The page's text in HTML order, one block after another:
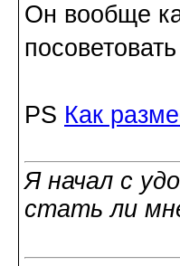
Он вообще
PS Как
Я начал с
стать ли